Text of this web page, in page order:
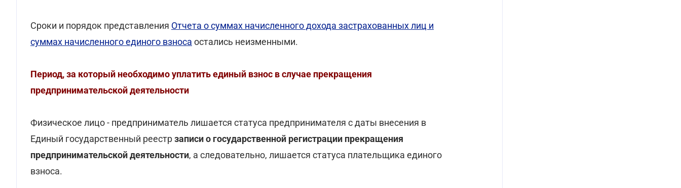
Сроки и порядок представления Отчета о суммах начисленного дохода застрахованных лиц и
суммах начисленного единого взноса остались неизменными.
Период, за который необходимо уплатить единый взнос в случае прекращения
предпринимательской деятельности
Физическое лицо - предприниматель лишается статуса предпринимателя с даты внесения в
Единый государственный реестрзаписи о государственной регистрации прекращения
предпринимательской деятельности, а следовательно, лишается статуса плательщика единого
взноса.